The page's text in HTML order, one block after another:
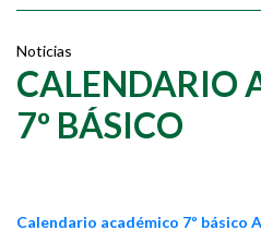
Noticias
CALENDARIO
7º BÁSICO
Calendario académico 7º básico A